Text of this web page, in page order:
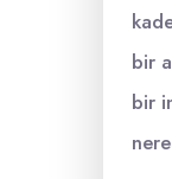
bir
bir